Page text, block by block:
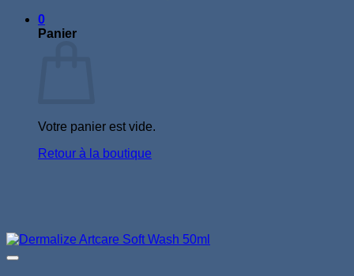
0
Panier
Votre panier est vide.
Retour à la boutique